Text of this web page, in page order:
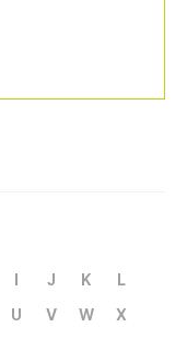
I J K
L
U V W
X